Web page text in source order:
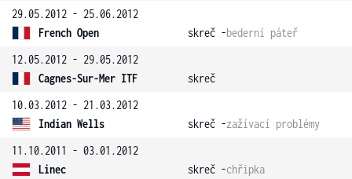
29.05.2012 - 25.06.2012
French Open
skreč -bederní páteř
12.05.2012 - 29.05.2012
Cagnes-Sur-Mer ITF
skreč
10.03.2012 - 21.03.2012
Indian Wells
skreč -zažívací problémy
11.10.2011 - 03.01.2012
Linec
skreč -chřipka